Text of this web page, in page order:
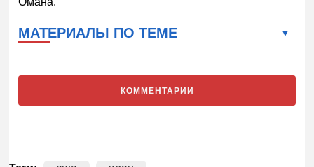
МАТЕРИАЛЫ ПО ТЕМЕ
КОММЕНТАРИИ